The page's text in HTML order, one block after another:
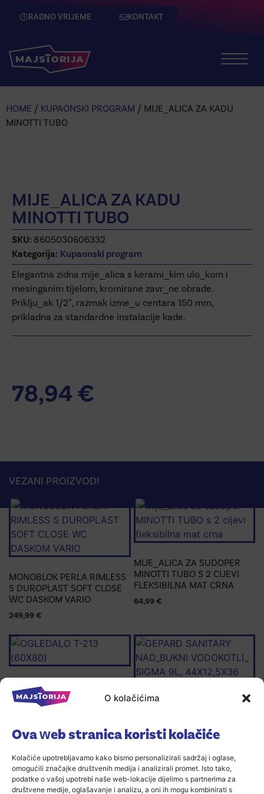
O kolačićima
Ova web stranica koristi kolačiće
Kolačiće upotrebljavamo kako bismo personalizirali sadržaj i oglase,
omogućili značajke društvenih medija i analizirali promet. Isto tako,
podatke o vašoj upotrebi naše web-lokacije dijelimo s partnerima za
društvene medije, oglašavanje i analizu, a oni ih mogu kombinirati s
RADNO VRIJEME KONTAKT
HOME / KUPAONSKI PROGRAM / MIJE_ALICA ZA KADU
MINOTTI TUBO
MIJE_ALICA ZA KADU
MINOTTI TUBO
SKU: 8605030606332
Kategorija: Kupaonski program
Elegantna zidna mije_alica s kerami_kim ulo_kom i
mesinganim tijelom, kromirane zavr_ne obrade.
Priklju_ak 1/2″, razmak izme_u centara 150 mm,
prikladna za standardne instalacije kade.
78,94 €
VEZANI PROIZVODI
MONOBLOK PERLA RIMLESS
S DUROPLAST SOFT CLOSE
WC DASKOM VARIO
249,99€
MIJE_ALICA ZA SUDOPER
MINOTTI TUBO S 2 CIJEVI
FLEKSIBILNA MAT CRNA
64,99€
OGLEDALO T-213 (60X80)
34,99€
SIGMA 9L, 44X12,5X36 CM